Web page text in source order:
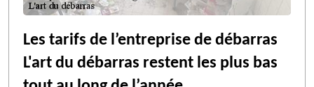
Les tarifs de l’entreprise de débarras
L'art du débarras restent les plus bas